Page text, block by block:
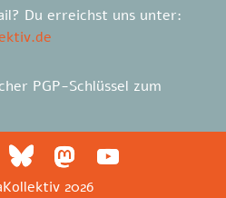
Du erreichst uns unter:
PGP-Schlüssel zum
2026